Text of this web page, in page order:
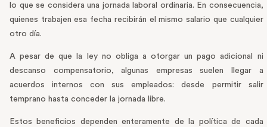
lo que se considera una jornada laboral ordinaria. En consecuencia,
quienes trabajen esa fecha recibirán el mismo salario que cualquier
otro día.
A pesar de que la ley no obliga a otorgar un pago adicional ni
descanso compensatorio, algunas empresas suelen llegar a
acuerdos internos con sus empleados: desde permitir salir
temprano hasta conceder la jornada libre.
Estos beneficios dependen enteramente de la política de cada